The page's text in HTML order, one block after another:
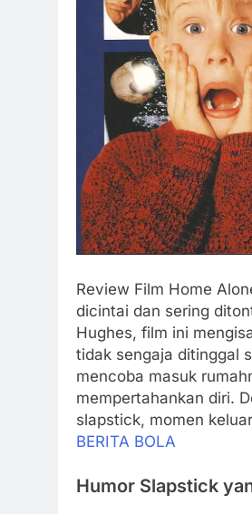
Review Film Home
dicintai dan sering
Hughes, film ini
tidak sengaja ditinggal
mencoba masuk
mempertahankan diri.
slapstick, momen
BERITA BOLA
Humor Slapstick